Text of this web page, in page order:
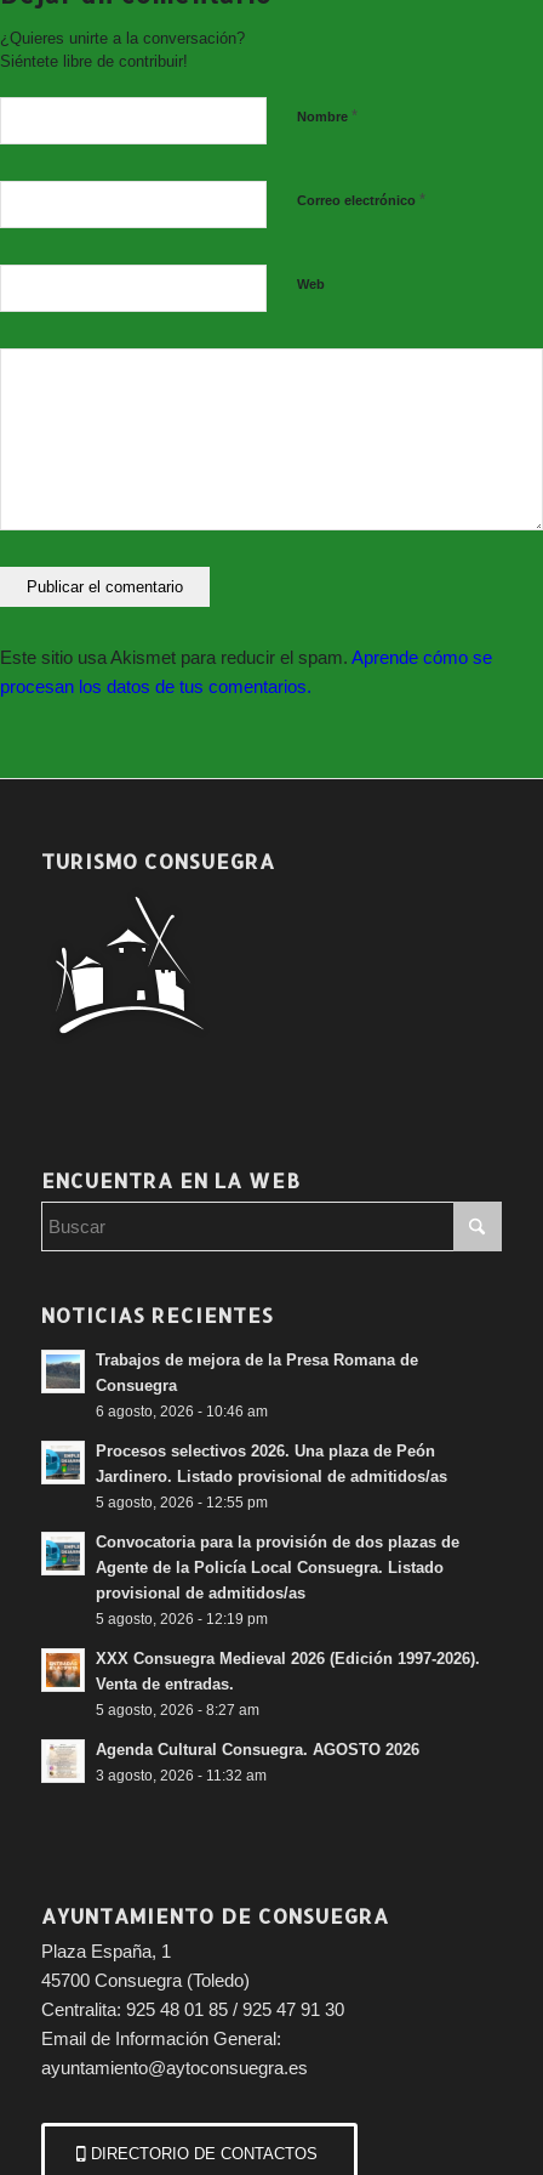
#JuntosLoConseguiremos #NoBajesLaGuardia
#NoLoTiresPorLaBorda #Responsabilidad
¿Quieres unirte a la conversación?
Siéntete libre de contribuir!
Nombre *
Correo electrónico *
Web
Este sitio usa Akismet para reducir el spam. Aprende cómo se
procesan los datos de tus comentarios.
TURISMO CONSUEGRA
ENCUENTRA EN LA WEB
NOTICIAS RECIENTES
Trabajos de mejora de la Presa Romana de
Consuegra
6 agosto, 2026 - 10:46 am
Procesos selectivos 2026. Una plaza de Peón
Jardinero. Listado provisional de admitidos/as
5 agosto, 2026 - 12:55 pm
Convocatoria para la provisión de dos plazas de
Agente de la Policía Local Consuegra. Listado
provisional de admitidos/as
5 agosto, 2026 - 12:19 pm
XXX Consuegra Medieval 2026 (Edición 1997-2026).
Venta de entradas.
5 agosto, 2026 - 8:27 am
Agenda Cultural Consuegra. AGOSTO 2026
3 agosto, 2026 - 11:32 am
AYUNTAMIENTO DE CONSUEGRA
Plaza España, 1
45700 Consuegra (Toledo)
Centralita: 925 48 01 85 / 925 47 91 30
Email de Información General:
ayuntamiento@aytoconsuegra.es
DIRECTORIO DE CONTACTOS